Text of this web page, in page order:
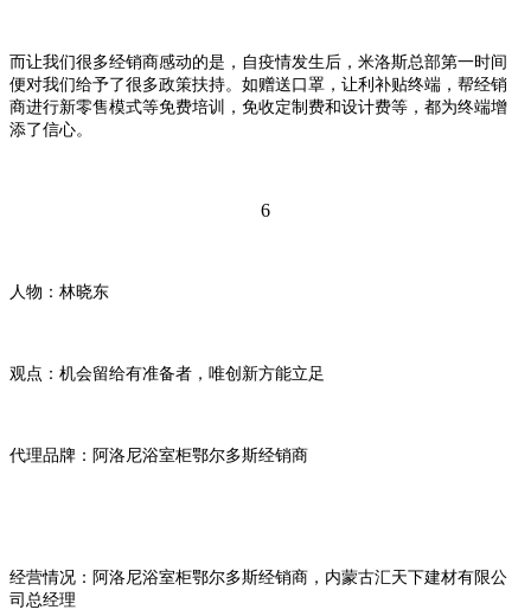
而让我们很多经销商感动的是，自疫情发生后，米洛斯总部第一时间
便对我们给予了很多政策扶持。如赠送口罩，让利补贴终端，帮经销
商进行新零售模式等免费培训，免收定制费和设计费等，都为终端增
添了信心。
6
人物 ：林晓东
观点：机会留给有准备者，唯创新方能立足
代理品牌：阿洛尼浴室柜鄂尔多斯经销商
经营情况：阿洛尼浴室柜鄂尔多斯经销商，内蒙古汇天下建材有限公
司总经理